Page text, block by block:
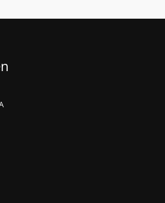
bewohnen und sanieren,
bei der KfW beantragen. Für
steigt der
zwei Kindern auf 160.000 Euro
und für Familien mit drei und